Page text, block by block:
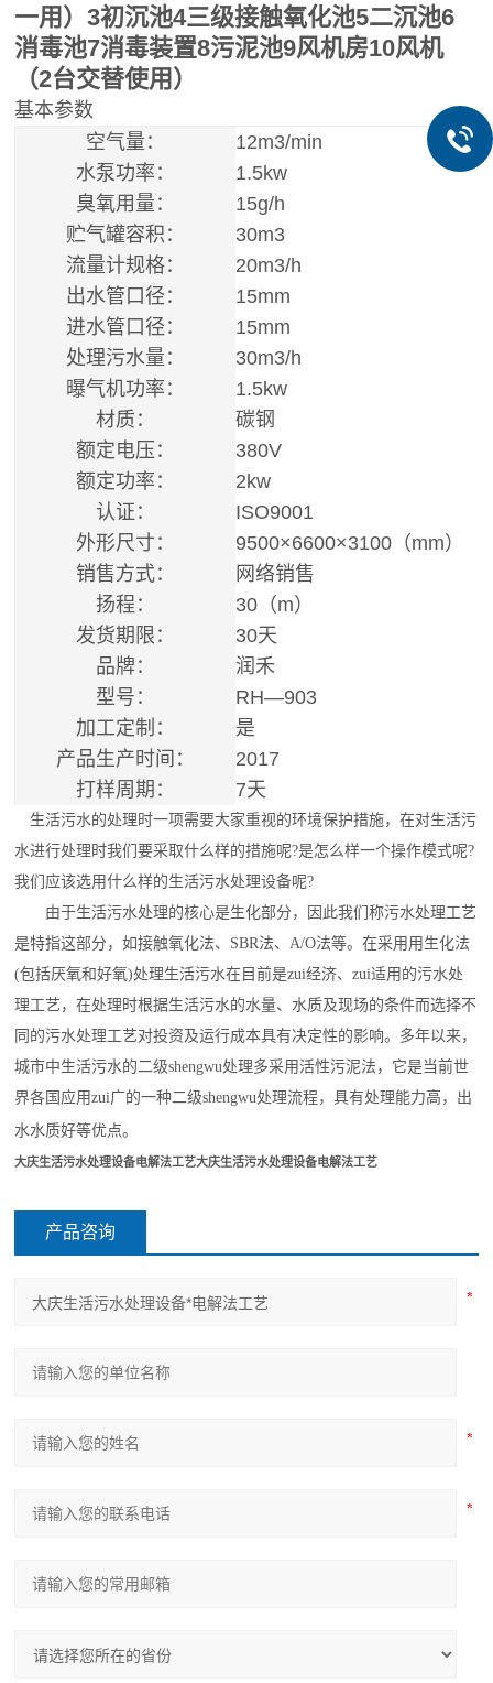
一用）3初沉池4三级接触氧化池5二沉池6
消毒池7消毒装置8污泥池9风机房10风机
（2台交替使用）
基本参数
空气量：
12m3/min
水泵功率：
1.5kw
臭氧用量：
15g/h
贮气罐容积：
30m3
流量计规格：
20m3/h
出水管口径：
15mm
进水管口径：
15mm
处理污水量：
30m3/h
曝气机功率：
1.5kw
材质：
碳钢
额定电压：
380V
额定功率：
2kw
认证：
ISO9001
外形尺寸：
9500×6600×3100（mm）
销售方式：
网络销售
扬程：
30（m）
发货期限：
30天
品牌：
润禾
型号：
RH—903
加工定制：
是
产品生产时间：
2017
打样周期：
7天
生活污水的处理时一项需要大家重视的环境保护措施，在对生活污
水进行处理时我们要采取什么样的措施呢?是怎么样一个操作模式呢?
我们应该选用什么样的生活污水处理设备呢?
由于生活污水处理的核心是生化部分，因此我们称污水处理工艺
是特指这部分，如接触氧化法、SBR法、A/O法等。在采用用生化法
(包括厌氧和好氧)处理生活污水在目前是zui经济、zui适用的污水处
理工艺，在处理时根据生活污水的水量、水质及现场的条件而选择不
同的污水处理工艺对投资及运行成本具有决定性的影响。多年以来，
城市中生活污水的二级shengwu处理多采用活性污泥法，它是当前世
界各国应用zui广的一种二级shengwu处理流程，具有处理能力高，出
水水质好等优点。
大庆生活污水处理设备电解法工艺大庆生活污水处理设备电解法工艺
产品咨询